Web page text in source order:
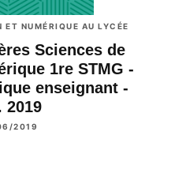
NUMÉRIQUE AU LYCÉE
Sciences de
1re STMG -
enseignant -
2019
2019